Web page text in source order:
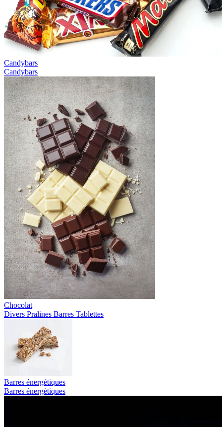
Candybars
Candybars
Chocolat
Divers Pralines Barres Tablettes
Barres énergétiques
Barres énergétiques